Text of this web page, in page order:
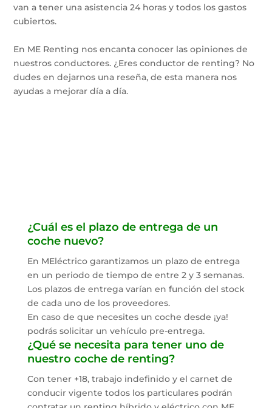
van a tener una asistencia 24 horas y todos los gastos
cubiertos.
En ME Renting nos encanta conocer las opiniones de
nuestros conductores. ¿Eres conductor de renting? No
dudes en dejarnos una reseña, de esta manera nos
ayudas a mejorar día a día.
¿Cuál es el plazo de entrega de un
coche nuevo?
En MEléctrico garantizamos un plazo de entrega
en un periodo de tiempo de entre 2 y 3 semanas.
Los plazos de entrega varían en función del stock
de cada uno de los proveedores.
En caso de que necesites un coche desde ¡ya!
podrás solicitar un vehículo pre-entrega.
¿Qué se necesita para tener uno de
nuestro coche de renting?
Con tener +18, trabajo indefinido y el carnet de
conducir vigente todos los particulares podrán